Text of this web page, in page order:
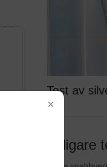
×
Test av
Tidigare